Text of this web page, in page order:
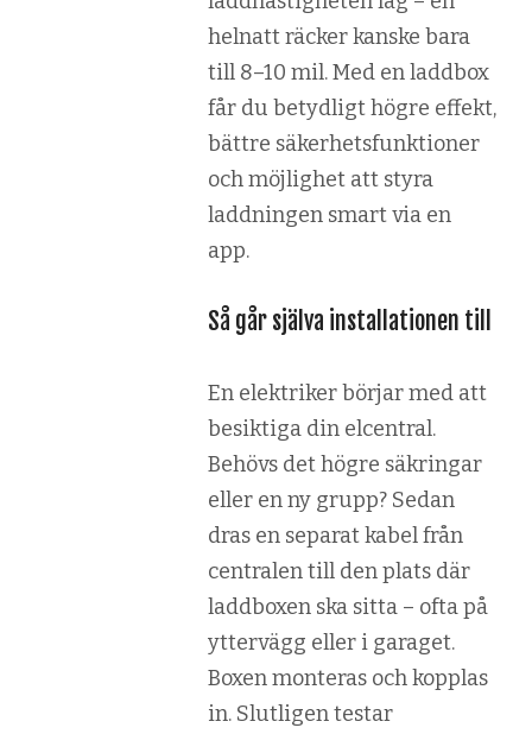
helnatt räcker kanske bara
till 8–10 mil. Med en laddbox
får du betydligt högre effekt,
bättre säkerhetsfunktioner
och möjlighet att styra
laddningen smart via en
app.
Så går själva installationen till
En elektriker börjar med att
besiktiga din elcentral.
Behövs det högre säkringar
eller en ny grupp? Sedan
dras en separat kabel från
centralen till den plats där
laddboxen ska sitta – ofta på
yttervägg eller i garaget.
Boxen monteras och kopplas
in. Slutligen testar